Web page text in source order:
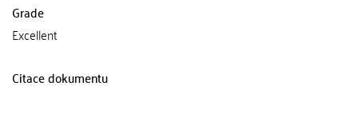
Grade
Excellent
Citace dokumentu